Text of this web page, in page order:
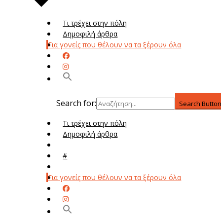
Τι τρέχει στην πόλη
Δημοφιλή άρθρα
Για γονείς που θέλουν να τα ξέρουν όλα
Search for: Search
Τι τρέχει στην πόλη
Δημοφιλή άρθρα
#
Για γονείς που θέλουν να τα ξέρουν όλα